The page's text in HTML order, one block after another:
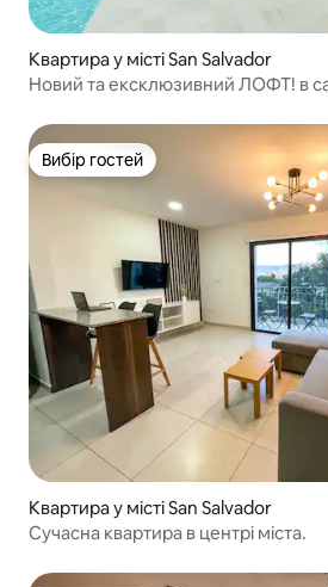
Квартира у місті San Salvador
Новий та ексклюзивний ЛОФТ! в
Вибір гостей
Вибір гостей
Квартира у місті San Salvador
Сучасна квартира в центрі міста.